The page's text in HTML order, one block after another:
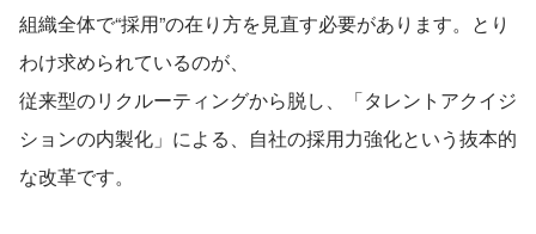
組織全体で“採用”の在り方を見直す必要があります。とり
わけ求められているのが、
従来型のリクルーティングから脱し、「タレントアクイジ
ションの内製化」による、自社の採用力強化という抜本的
な改革です。